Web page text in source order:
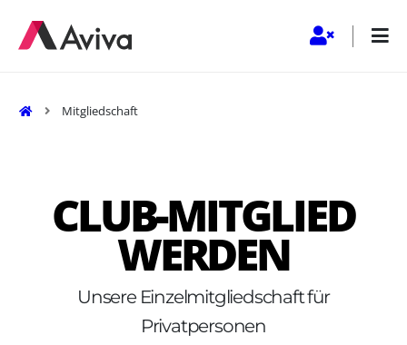
StartseiteMitgliedschaft
CLUB-MITGLIED
WERDEN
Unsere Einzelmitgliedschaft für
Privatpersonen